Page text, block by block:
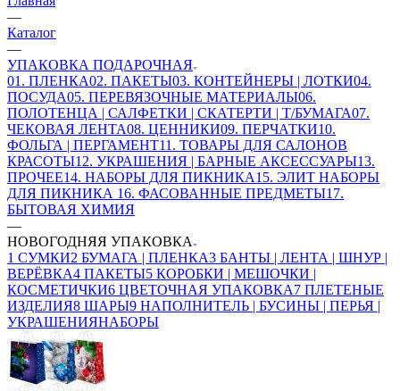
—
Каталог
—
УПАКОВКА ПОДАРОЧНАЯ
01. ПЛЕНКА02. ПАКЕТЫ03. КОНТЕЙНЕРЫ | ЛОТКИ04.
ПОСУДА05. ПЕРЕВЯЗОЧНЫЕ МАТЕРИАЛЫ06.
ПОЛОТЕНЦА | САЛФЕТКИ | СКАТЕРТИ | Т/БУМАГА07.
ЧЕКОВАЯ ЛЕНТА08. ЦЕННИКИ09. ПЕРЧАТКИ10.
ФОЛЬГА | ПЕРГАМЕНТ11. ТОВАРЫ ДЛЯ САЛОНОВ
КРАСОТЫ12. УКРАШЕНИЯ | БАРНЫЕ АКСЕССУАРЫ13.
ПРОЧЕЕ14. НАБОРЫ ДЛЯ ПИКНИКА15. ЭЛИТ НАБОРЫ
ДЛЯ ПИКНИКА 16. ФАСОВАННЫЕ ПРЕДМЕТЫ17.
БЫТОВАЯ ХИМИЯ
—
НОВОГОДНЯЯ УПАКОВКА
1 СУМКИ2 БУМАГА | ПЛЕНКА3 БАНТЫ | ЛЕНТА | ШНУР |
ВЕРЁВКА4 ПАКЕТЫ5 КОРОБКИ | МЕШОЧКИ |
КОСМЕТИЧКИ6 ЦВЕТОЧНАЯ УПАКОВКА7 ПЛЕТЕНЫЕ
ИЗДЕЛИЯ8 ШАРЫ9 НАПОЛНИТЕЛЬ | БУСИНЫ | ПЕРЬЯ |
УКРАШЕНИЯНАБОРЫ